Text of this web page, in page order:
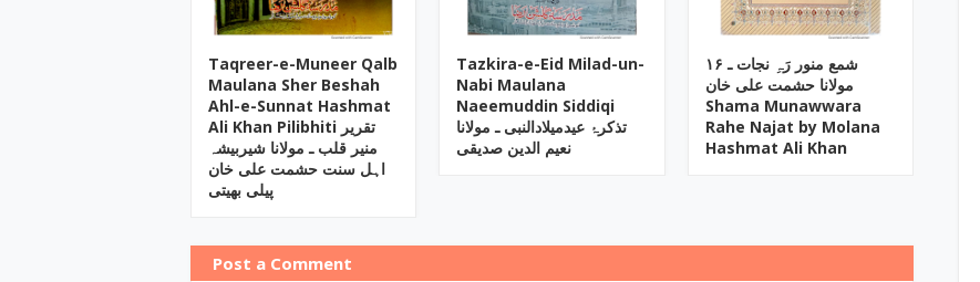
Taqreer-e-Muneer Qalb
Maulana Sher Beshah
Ahl-e-Sunnat Hashmat
Ali Khan Pilibhiti تقریر
منیر قلب ـ مولانا شیربیشہ
اہل سنت حشمت علی خان
پیلی بھیتی
Tazkira-e-Eid Milad-un-
Nabi Maulana
Naeemuddin Siddiqi
تذکرۂ عیدمیلادالنبی ـ مولانا
نعیم الدین صدیقی
۱۶ شمع منور رَہِ نجات ـ
مولانا حشمت علی خان
Shama Munawwara
Rahe Najat by Molana
Hashmat Ali Khan
Post a Comment